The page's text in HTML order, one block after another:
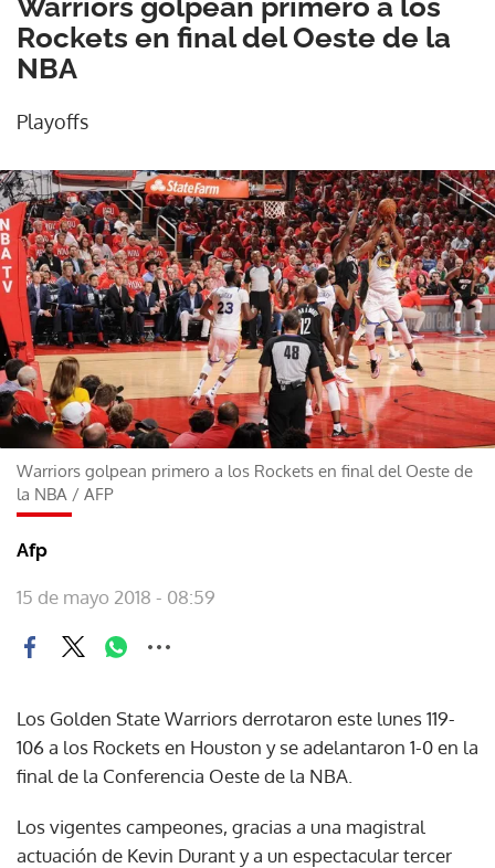
Warriors golpean primero a los
Rockets en final del Oeste de la
NBA
Playoffs
Warriors golpean primero a los Rockets en final del Oeste de
la NBA / AFP
Afp
15 de mayo 2018 - 08:59
Los Golden State Warriors derrotaron este lunes 119-
106 a los Rockets en Houston y se adelantaron 1-0 en la
final de la Conferencia Oeste de la NBA.
Los vigentes campeones, gracias a una magistral
actuación de Kevin Durant y a un espectacular tercer